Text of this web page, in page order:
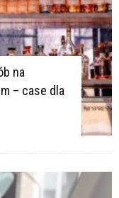
na
– case dla